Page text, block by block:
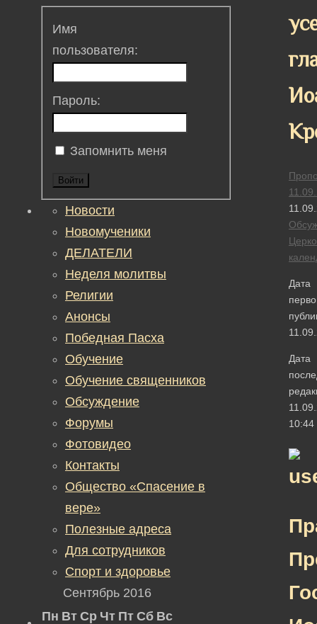
Дата
Дата
10:44
Имя
пользователя:
Пароль:
Запомнить меня
Войти
Новости
Новомученики
ДЕЛАТЕЛИ
Неделя молитвы
Религии
Анонсы
Победная Пасха
Обучение
Обучение священников
Обсуждение
Форумы
Фотовидео
Контакты
Общество «Спасение в
вере»
Полезные адреса
Для сотрудников
Спорт и здоровье
Сентябрь 2016
Пн Вт Ср Чт Пт Сб Вс